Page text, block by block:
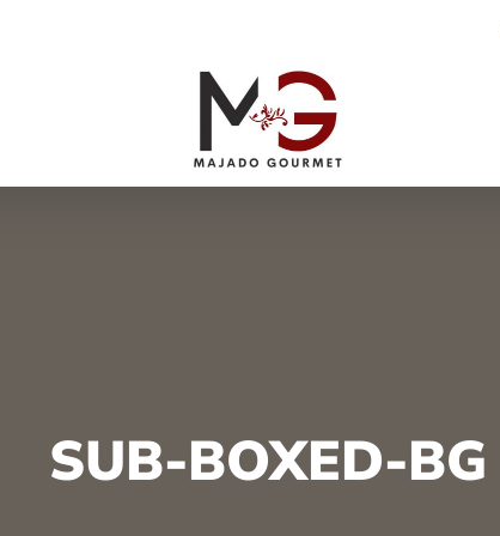
SUB-BOXED-BG